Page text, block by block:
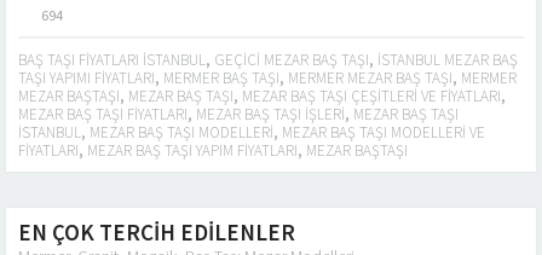
694
BAŞ TAŞI FIYATLARI ISTANBUL, GEÇICI MEZAR BAŞ TAŞI, ISTANBUL MEZAR BAŞ
TAŞI YAPIMI FIYATLARI, MERMER BAŞ TAŞI, MERMER MEZAR BAŞ TAŞI, MERMER
MEZAR BAŞTAŞI, MEZAR BAŞ TAŞI, MEZAR BAŞ TAŞI ÇEŞITLERI VE FIYATLARI,
MEZAR BAŞ TAŞI FIYATLARI, MEZAR BAŞ TAŞI IŞLERI, MEZAR BAŞ TAŞI
ISTANBUL, MEZAR BAŞ TAŞI MODELLERI, MEZAR BAŞ TAŞI MODELLERI VE
FIYATLARI, MEZAR BAŞ TAŞI YAPIM FIYATLARI, MEZAR BAŞTAŞI
EN ÇOK TERCİH EDİLENLER